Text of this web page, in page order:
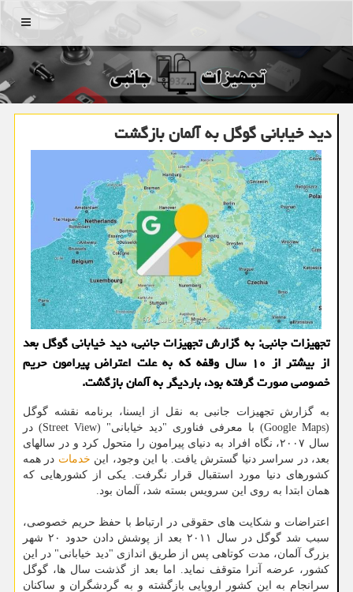
منو
دید خیابانی گوگل به آلمان بازگشت
تجهیزات جانبی: به گزارش تجهیزات جانبی، دید خیابانی گوگل بعد
از بیشتر از ۱۰ سال وقفه که به علت اعتراض پیرامون حریم
خصوصی صورت گرفته بود، باردیگر به آلمان بازگشت.
به گزارش تجهیزات جانبی به نقل از ایسنا، برنامه نقشه گوگل
(Google Maps) با معرفی فناوری "دید خیابانی" (Street View) در
سال ۲۰۰۷، نگاه افراد به دنیای پیرامون را متحول کرد و در سالهای
بعد، در سراسر دنیا گسترش یافت. با این وجود، این خدمات در همه
کشورهای دنیا مورد استقبال قرار نگرفت. یکی از کشورهایی که
همان ابتدا به روی این سرویس بسته شد، آلمان بود.
اعتراضات و شکایت های حقوقی در ارتباط با حفظ حریم خصوصی،
سبب شد گوگل در سال ۲۰۱۱ بعد از پوشش دادن حدود ۲۰ شهر
بزرگ آلمان، مدت کوتاهی پس از طریق اندازی "دید خیابانی" در این
کشور، عرضه آنرا متوقف نماید. اما بعد از گذشت سال ها، گوگل
سرانجام به این کشور اروپایی بازگشته و به گردشگران و ساکنان